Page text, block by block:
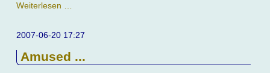
Weiterlesen …
Schluß
2007-06-20 17:27
Amused ...